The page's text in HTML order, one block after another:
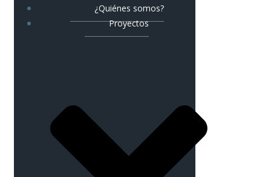
¿Quiénes somos?
Proyectos